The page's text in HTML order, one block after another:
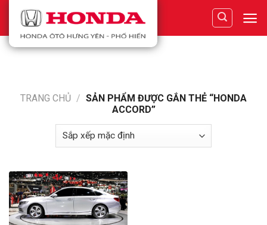
content
TRANG CHỦ / SẢN PHẨM ĐƯỢC GẮN THẺ “HONDA
ACCORD”